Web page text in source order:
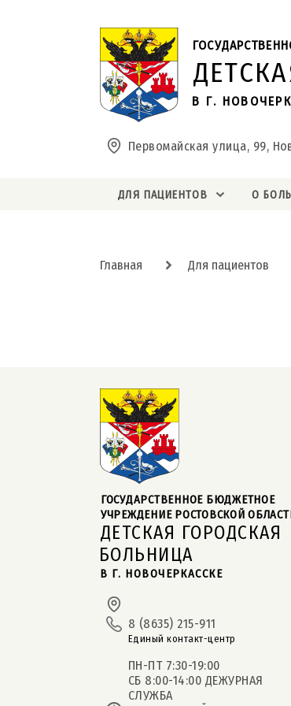
В Г.
Первомайская улица, 99,
ДЛЯ ПАЦИЕНТОВ О
Главная Для пациентов
ДЕТСКАЯ ГОРОДСКАЯ
В Г. НОВОЧЕРКАССКЕ
ГОСУДАРСТВЕННОЕ БЮДЖЕТНОЕ
УЧРЕЖДЕНИЕ РОСТОВСКОЙ
БОЛЬНИЦА
8 (8635) 215-911
Единый контакт-центр
ПН-ПТ 7:30-19:00
СБ 8:00-14:00 ДЕЖУРНАЯ
СЛУЖБА